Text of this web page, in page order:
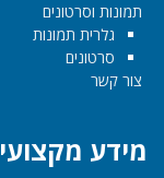
תמונות וסרטונים
גלרית תמונות
סרטונים
צור קשר
מידע מקצועי